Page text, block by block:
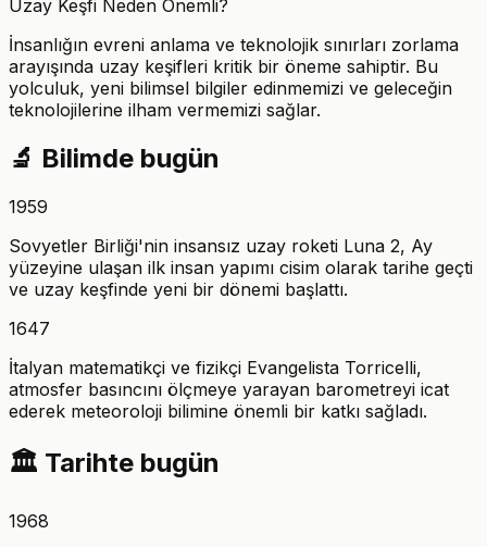
Uzay Keşfi Neden Önemli?
İnsanlığın evreni anlama ve teknolojik sınırları zorlama
arayışında uzay keşifleri kritik bir öneme sahiptir. Bu
yolculuk, yeni bilimsel bilgiler edinmemizi ve geleceğin
teknolojilerine ilham vermemizi sağlar.
🔬 Bilimde bugün
1959
Sovyetler Birliği'nin insansız uzay roketi Luna 2, Ay
yüzeyine ulaşan ilk insan yapımı cisim olarak tarihe geçti
ve uzay keşfinde yeni bir dönemi başlattı.
1647
İtalyan matematikçi ve fizikçi Evangelista Torricelli,
atmosfer basıncını ölçmeye yarayan barometreyi icat
ederek meteoroloji bilimine önemli bir katkı sağladı.
🏛️ Tarihte bugün
1968